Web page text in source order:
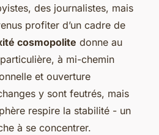
des journalistes, mais
profiter d’un cadre de
cosmopolite donne au
à mi-chemin
et ouverture
y sont feutrés, mais
respire la stabilité - un
à se concentrer.